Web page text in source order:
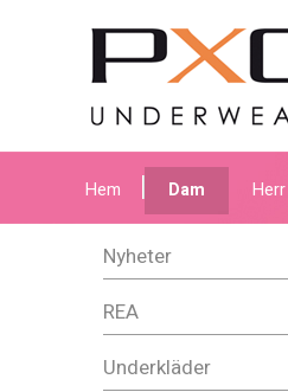
Hem Dam Herr
Nyheter
REA
Underkläder